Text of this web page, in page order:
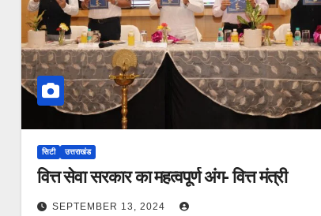
सिटी उत्तराखंड
वित्त सेवा सरकार का महत्वपूर्ण अंग- वित्त मंत्री
SEPTEMBER 13, 2024